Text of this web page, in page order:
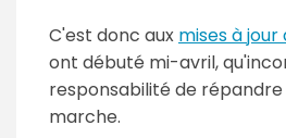
C'est donc aux mises à
ont débuté mi-avril,
responsabilité de répandre
marche.